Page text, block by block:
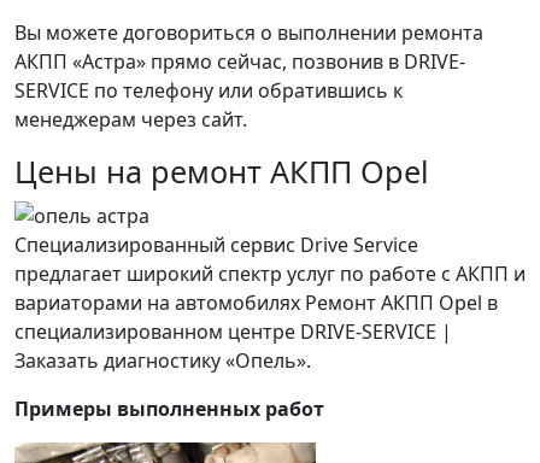
Вы можете договориться о выполнении ремонта
АКПП «Астра» прямо сейчас, позвонив в DRIVE-
SERVICE по телефону или обратившись к
менеджерам через сайт.
Цены на ремонт АКПП Opel
Специализированный сервис Drive Service
предлагает широкий спектр услуг по работе с АКПП и
вариаторами на автомобилях Ремонт АКПП Opel в
специализированном центре DRIVE-SERVICE |
Заказать диагностику «Опель».
Примеры выполненных работ